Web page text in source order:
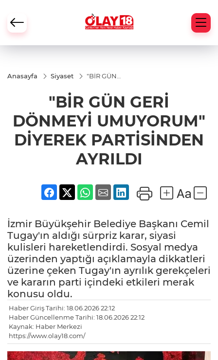
Anasayfa Siyaset
"BİR GÜN
DÖNMEYİ
UMUYORUM"
DİYEREK
PARTİSİNDEN
AYRILDI
"BİR GÜN GERİ
DÖNMEYİ UMUYORUM"
DİYEREK PARTİSİNDEN
AYRILDI
İzmir Büyükşehir Belediye Başkanı Cemil
Tugay'ın aldığı sürpriz karar, siyasi
kulisleri hareketlendirdi. Sosyal medya
üzerinden yaptığı açıklamayla dikkatleri
üzerine çeken Tugay'ın ayrılık gerekçeleri
ve kararın parti içindeki etkileri merak
konusu oldu.
Haber Giriş Tarihi: 18.06.2026 22:12
Haber Güncellenme Tarihi: 18.06.2026 22:12
Kaynak: Haber Merkezi
https://www.olay18.com/